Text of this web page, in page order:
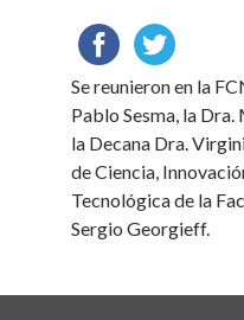
Se reunieron en la
Pablo Sesma, la
la Decana Dra.
de Ciencia,
Tecnológica de la
Sergio Georgieff.